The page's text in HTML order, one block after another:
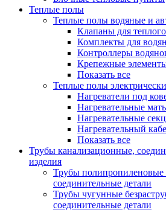
Теплые полы
Теплые полы водяные и
Клапаны для
Комплекты для
Контроллеры
Крепежные
Показать все
Теплые полы
Нагреватели под
Нагревательные
Нагревательные
Нагревательный
Показать все
Трубы канализационные,
изделия
Трубы полипропиленовые
соединительные детали
Трубы чугунные
соединительные детали